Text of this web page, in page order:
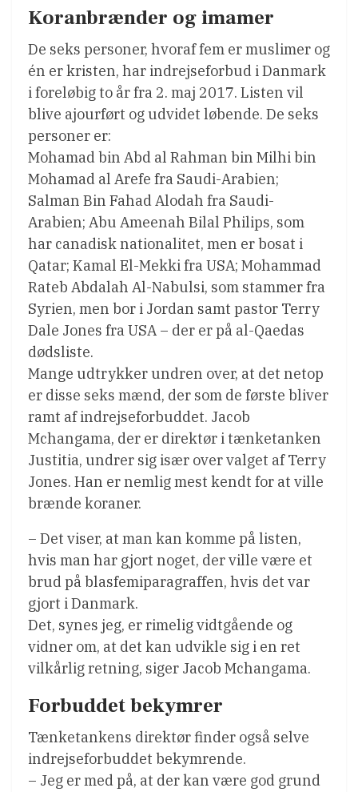
Koranbrænder og imamer
De seks personer, hvoraf fem er muslimer og
én er kristen, har indrejseforbud i Danmark
i foreløbig to år fra 2. maj 2017. Listen vil
blive ajourført og udvidet løbende. De seks
personer er:
Mohamad bin Abd al Rahman bin Milhi bin
Mohamad al Arefe fra Saudi-Arabien;
Salman Bin Fahad Alodah fra Saudi-
Arabien; Abu Ameenah Bilal Philips, som
har canadisk nationalitet, men er bosat i
Qatar; Kamal El-Mekki fra USA; Mohammad
Rateb Abdalah Al-Nabulsi, som stammer fra
Syrien, men bor i Jordan samt pastor Terry
Dale Jones fra USA – der er på al-Qaedas
dødsliste.
Mange udtrykker undren over, at det netop
er disse seks mænd, der som de første bliver
ramt af indrejseforbuddet. Jacob
Mchangama, der er direktør i tænketanken
Justitia, undrer sig især over valget af Terry
Jones. Han er nemlig mest kendt for at ville
brænde koraner.
– Det viser, at man kan komme på listen,
hvis man har gjort noget, der ville være et
brud på blasfemiparagraffen, hvis det var
gjort i Danmark.
Det, synes jeg, er rimelig vidtgående og
vidner om, at det kan udvikle sig i en ret
vilkårlig retning, siger Jacob Mchangama.
Forbuddet bekymrer
Tænketankens direktør finder også selve
indrejseforbuddet bekymrende.
– Jeg er med på, at der kan være god grund